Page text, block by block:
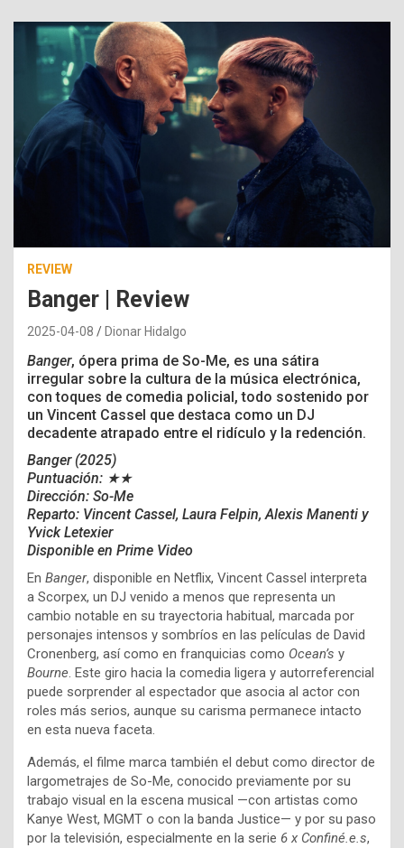
REVIEW
Banger | Review
2025-04-08 Dionar Hidalgo
Banger, ópera prima de So-Me, es una sátira
irregular sobre la cultura de la música electrónica,
con toques de comedia policial, todo sostenido por
un Vincent Cassel que destaca como un DJ
decadente atrapado entre el ridículo y la redención.
Banger (2025)
Puntuación: ★★
Dirección: So-Me
Reparto: Vincent Cassel, Laura Felpin, Alexis Manenti y
Yvick Letexier
Disponible en Prime Video
En Banger, disponible en Netflix, Vincent Cassel interpreta
a Scorpex, un DJ venido a menos que representa un
cambio notable en su trayectoria habitual, marcada por
personajes intensos y sombríos en las películas de David
Cronenberg, así como en franquicias como Ocean’s y
Bourne. Este giro hacia la comedia ligera y autorreferencial
puede sorprender al espectador que asocia al actor con
roles más serios, aunque su carisma permanece intacto
en esta nueva faceta.
Además, el filme marca también el debut como director de
largometrajes de So-Me, conocido previamente por su
trabajo visual en la escena musical —con artistas como
Kanye West, MGMT o con la banda Justice— y por su paso
por la televisión, especialmente en la serie 6 x Confiné.e.s,